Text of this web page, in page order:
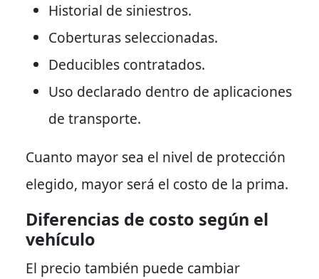
Historial de siniestros.
Coberturas seleccionadas.
Deducibles contratados.
Uso declarado dentro de aplicaciones
de transporte.
Cuanto mayor sea el nivel de protección
elegido, mayor será el costo de la prima.
Diferencias de costo según el
vehículo
El precio también puede cambiar